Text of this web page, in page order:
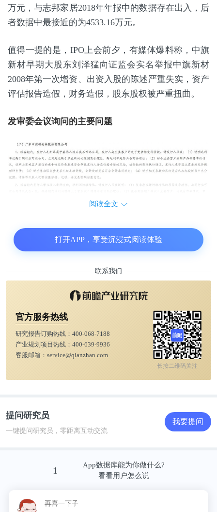
万元，与志邦家居2018年年报中的数据存在出入，后
者数据中最接近的为4533.16万元。
值得一提的是，IPO上会前夕，有媒体爆料称，中旗
新材早期大股东刘泽猛向证监会实名举报中旗新材
2008年第一次增资、出资入股的陈述严重失实，资产
评估报告造假，财务造假，股东股权被严重扭曲。
发审委会议询问的主要问题
江苏鸿基节能新技术股份有限公司(被否)
公司简介
鸿基节能致力于地基基础及既有建筑维护改造的设计
开发利用和文物保护等。鸿基节能既有建筑维护改造
业务包括建筑维护、结构维护以及结构改造，其中，
降;结构改造包括结构补强、隔震加固、整体平移。
46,536.76万元、55,747.35万元、16,533.80万元，扣
阅读全文
打开APP，享受沉浸式阅读体验
联系我们
官方服务热线
研究报告订购热线： 400-068-7188
产业规划项目热线： 400-639-9936
客服邮箱： service@qianzhan.com
长按二维码关注
提问研究员
一键提问研究员，零距离互动交流
我要提问
1
App数据库能为你做什么?
看看用户怎么说
再喜一下子